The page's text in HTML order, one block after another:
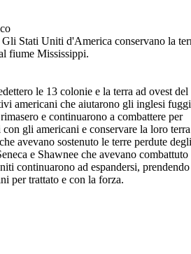
Stati Uniti d'America conservano la
fiume Mississippi.
le 13 colonie e la terra ad ovest
americani che aiutarono gli inglesi
e continuarono a combattere per
gli americani e conservare la loro
avevano sostenuto le terre perdute degli
e Shawnee che avevano
continuarono ad espandersi,
per trattato e con la forza.